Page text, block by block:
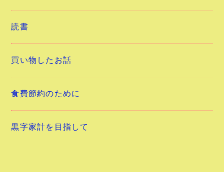
読書
買い物したお話
食費節約のために
黒字家計を目指して